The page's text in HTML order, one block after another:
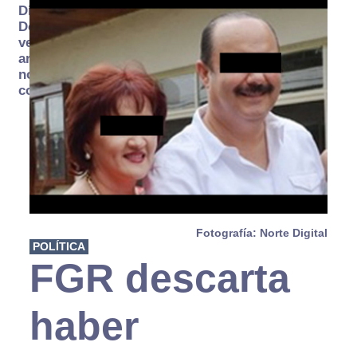
Digital:
Donde la
verdad
arde… pero
no se
consume
Fotografía: Norte Digital
POLÍTICA
FGR descarta
haber